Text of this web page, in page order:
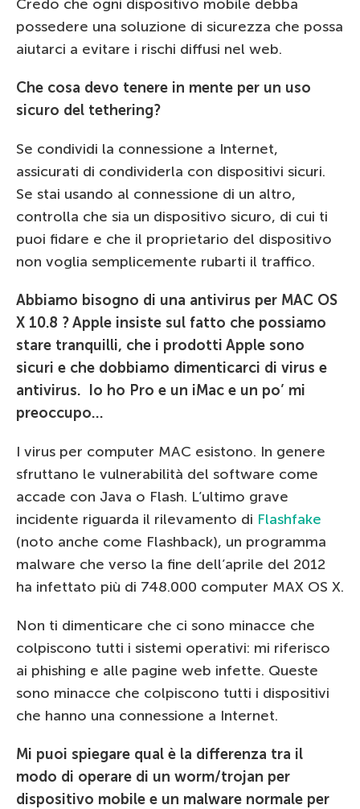
Credo che ogni dispositivo mobile debba
possedere una soluzione di sicurezza che possa
aiutarci a evitare i rischi diffusi nel web.
Che cosa devo tenere in mente per un uso
sicuro del tethering?
Se condividi la connessione a Internet,
assicurati di condividerla con dispositivi sicuri.
Se stai usando al connessione di un altro,
controlla che sia un dispositivo sicuro, di cui ti
puoi fidare e che il proprietario del dispositivo
non voglia semplicemente rubarti il traffico.
Abbiamo bisogno di una antivirus per MAC OS
X 10.8 ? Apple insiste sul fatto che possiamo
stare tranquilli, che i prodotti Apple sono
sicuri e che dobbiamo dimenticarci di virus e
antivirus. Io ho Pro e un iMac e un po’ mi
preoccupo…
I virus per computer MAC esistono. In genere
sfruttano le vulnerabilità del software come
accade con Java o Flash. L’ultimo grave
incidente riguarda il rilevamento di Flashfake
(noto anche come Flashback), un programma
malware che verso la fine dell’aprile del 2012
ha infettato più di 748.000 computer MAX OS X.
Non ti dimenticare che ci sono minacce che
colpiscono tutti i sistemi operativi: mi riferisco
ai phishing e alle pagine web infette. Queste
sono minacce che colpiscono tutti i dispositivi
che hanno una connessione a Internet.
Mi puoi spiegare qual è la differenza tra il
modo di operare di un worm/trojan per
dispositivo mobile e un malware normale per